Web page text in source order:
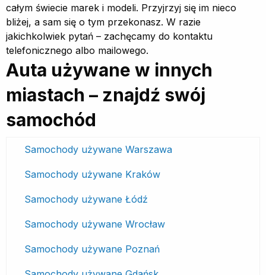
całym świecie marek i modeli. Przyjrzyj się im nieco
bliżej, a sam się o tym przekonasz. W razie
jakichkolwiek pytań – zachęcamy do kontaktu
telefonicznego albo mailowego.
Auta używane w innych
miastach – znajdź swój
samochód
Samochody używane Warszawa
Samochody używane Kraków
Samochody używane Łódź
Samochody używane Wrocław
Samochody używane Poznań